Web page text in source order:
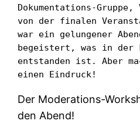
Dokumentations-
von der finalen
war ein gelungener
begeistert, was in der
entstanden ist. Aber
Der Moderations-
den Abend!